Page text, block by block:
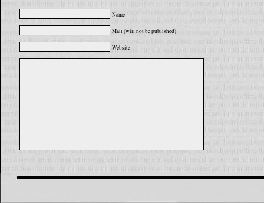
Name
Mail (will not be published)
Website